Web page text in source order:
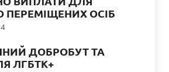
ПЕРЕМІЩЕНИХ ОСІБ
ДОБРОБУТ ТА
ЛГБТК+